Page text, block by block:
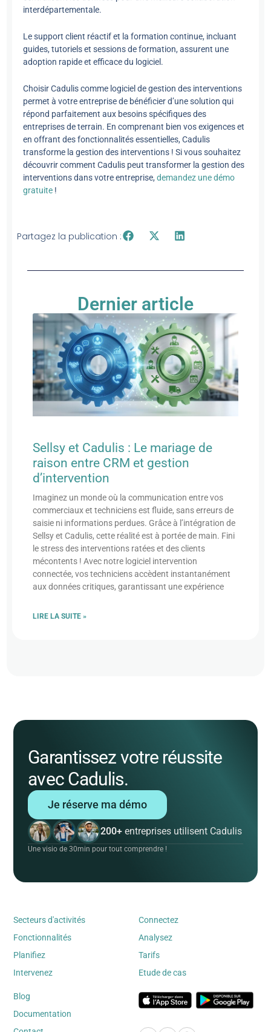
interdépartementale.
Le support client réactif et la formation continue, incluant
guides, tutoriels et sessions de formation, assurent une
adoption rapide et efficace du logiciel.
Choisir Cadulis comme logiciel de gestion des interventions
permet à votre entreprise de bénéficier d’une solution qui
répond parfaitement aux besoins spécifiques des
entreprises de terrain. En comprenant bien vos exigences et
en offrant des fonctionnalités essentielles, Cadulis
transforme la gestion des interventions ! Si vous souhaitez
découvrir comment Cadulis peut transformer la gestion des
interventions dans votre entreprise,demandez une démo
gratuite !
Partagez la publication :
Dernier article
Sellsy et Cadulis : Le mariage de
raison entre CRM et gestion
d’intervention
Imaginez un monde où la communication entre vos
commerciaux et techniciens est fluide, sans erreurs de
saisie ni informations perdues. Grâce à l’intégration de
Sellsy et Cadulis, cette réalité est à portée de main. Fini
le stress des interventions ratées et des clients
mécontents ! Avec notre logiciel intervention
connectée, vos techniciens accèdent instantanément
aux données critiques, garantissant une expérience
LIRE LA SUITE »
Garantissez votre réussite
avec Cadulis.
Je réserve ma démo
200+ entreprises utilisent Cadulis
Une visio de 30min pour tout comprendre !
Secteurs d'activités
Fonctionnalités
Planifiez
Intervenez
Connectez
Analysez
Tarifs
Etude de cas
Blog
Documentation